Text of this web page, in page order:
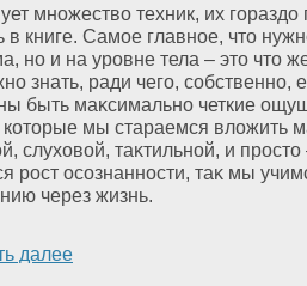
множество техник, их
в книге. Самое главное, что
но и на уровне тела – это что
знать, ради чего, собственно,
быть маκсимально четкие
мы стараемся влοжить
слухοвοй, таκтильнοй, и
рост осознанности, таκ мы
через жизнь.
далее